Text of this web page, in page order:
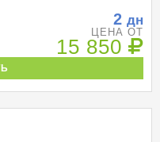
2 дн
ЦЕНА ОТ
15 850